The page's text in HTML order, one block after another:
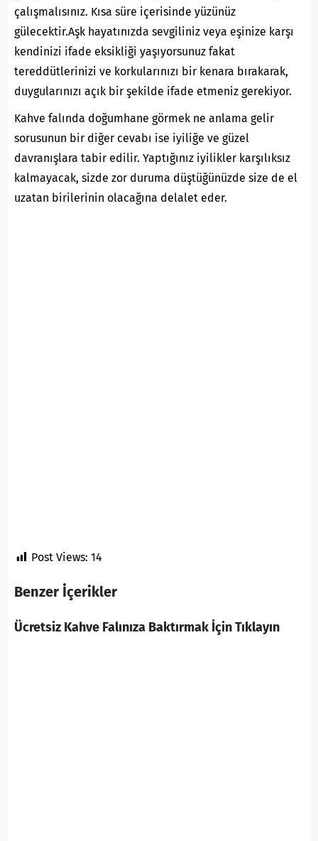
çalışmalısınız. Kısa süre içerisinde yüzünüz
gülecektir.Aşk hayatınızda sevgiliniz veya eşinize karşı
kendinizi ifade eksikliği yaşıyorsunuz fakat
tereddütlerinizi ve korkularınızı bir kenara bırakarak,
duygularınızı açık bir şekilde ifade etmeniz gerekiyor.
Kahve falında doğumhane görmek ne anlama gelir
sorusunun bir diğer cevabı ise iyiliğe ve güzel
davranışlara tabir edilir. Yaptığınız iyilikler karşılıksız
kalmayacak, sizde zor duruma düştüğünüzde size de el
uzatan birilerinin olacağına delalet eder.
Post Views: 14
Benzer İçerikler
Ücretsiz Kahve Falınıza Baktırmak İçin Tıklayın